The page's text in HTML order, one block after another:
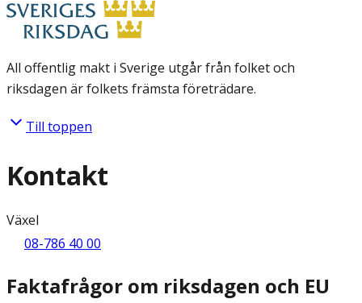
All offentlig makt i Sverige utgår från folket och
riksdagen är folkets främsta företrädare.
Till toppen
Kontakt
Växel
08-786 40 00
Faktafrågor om riksdagen och EU